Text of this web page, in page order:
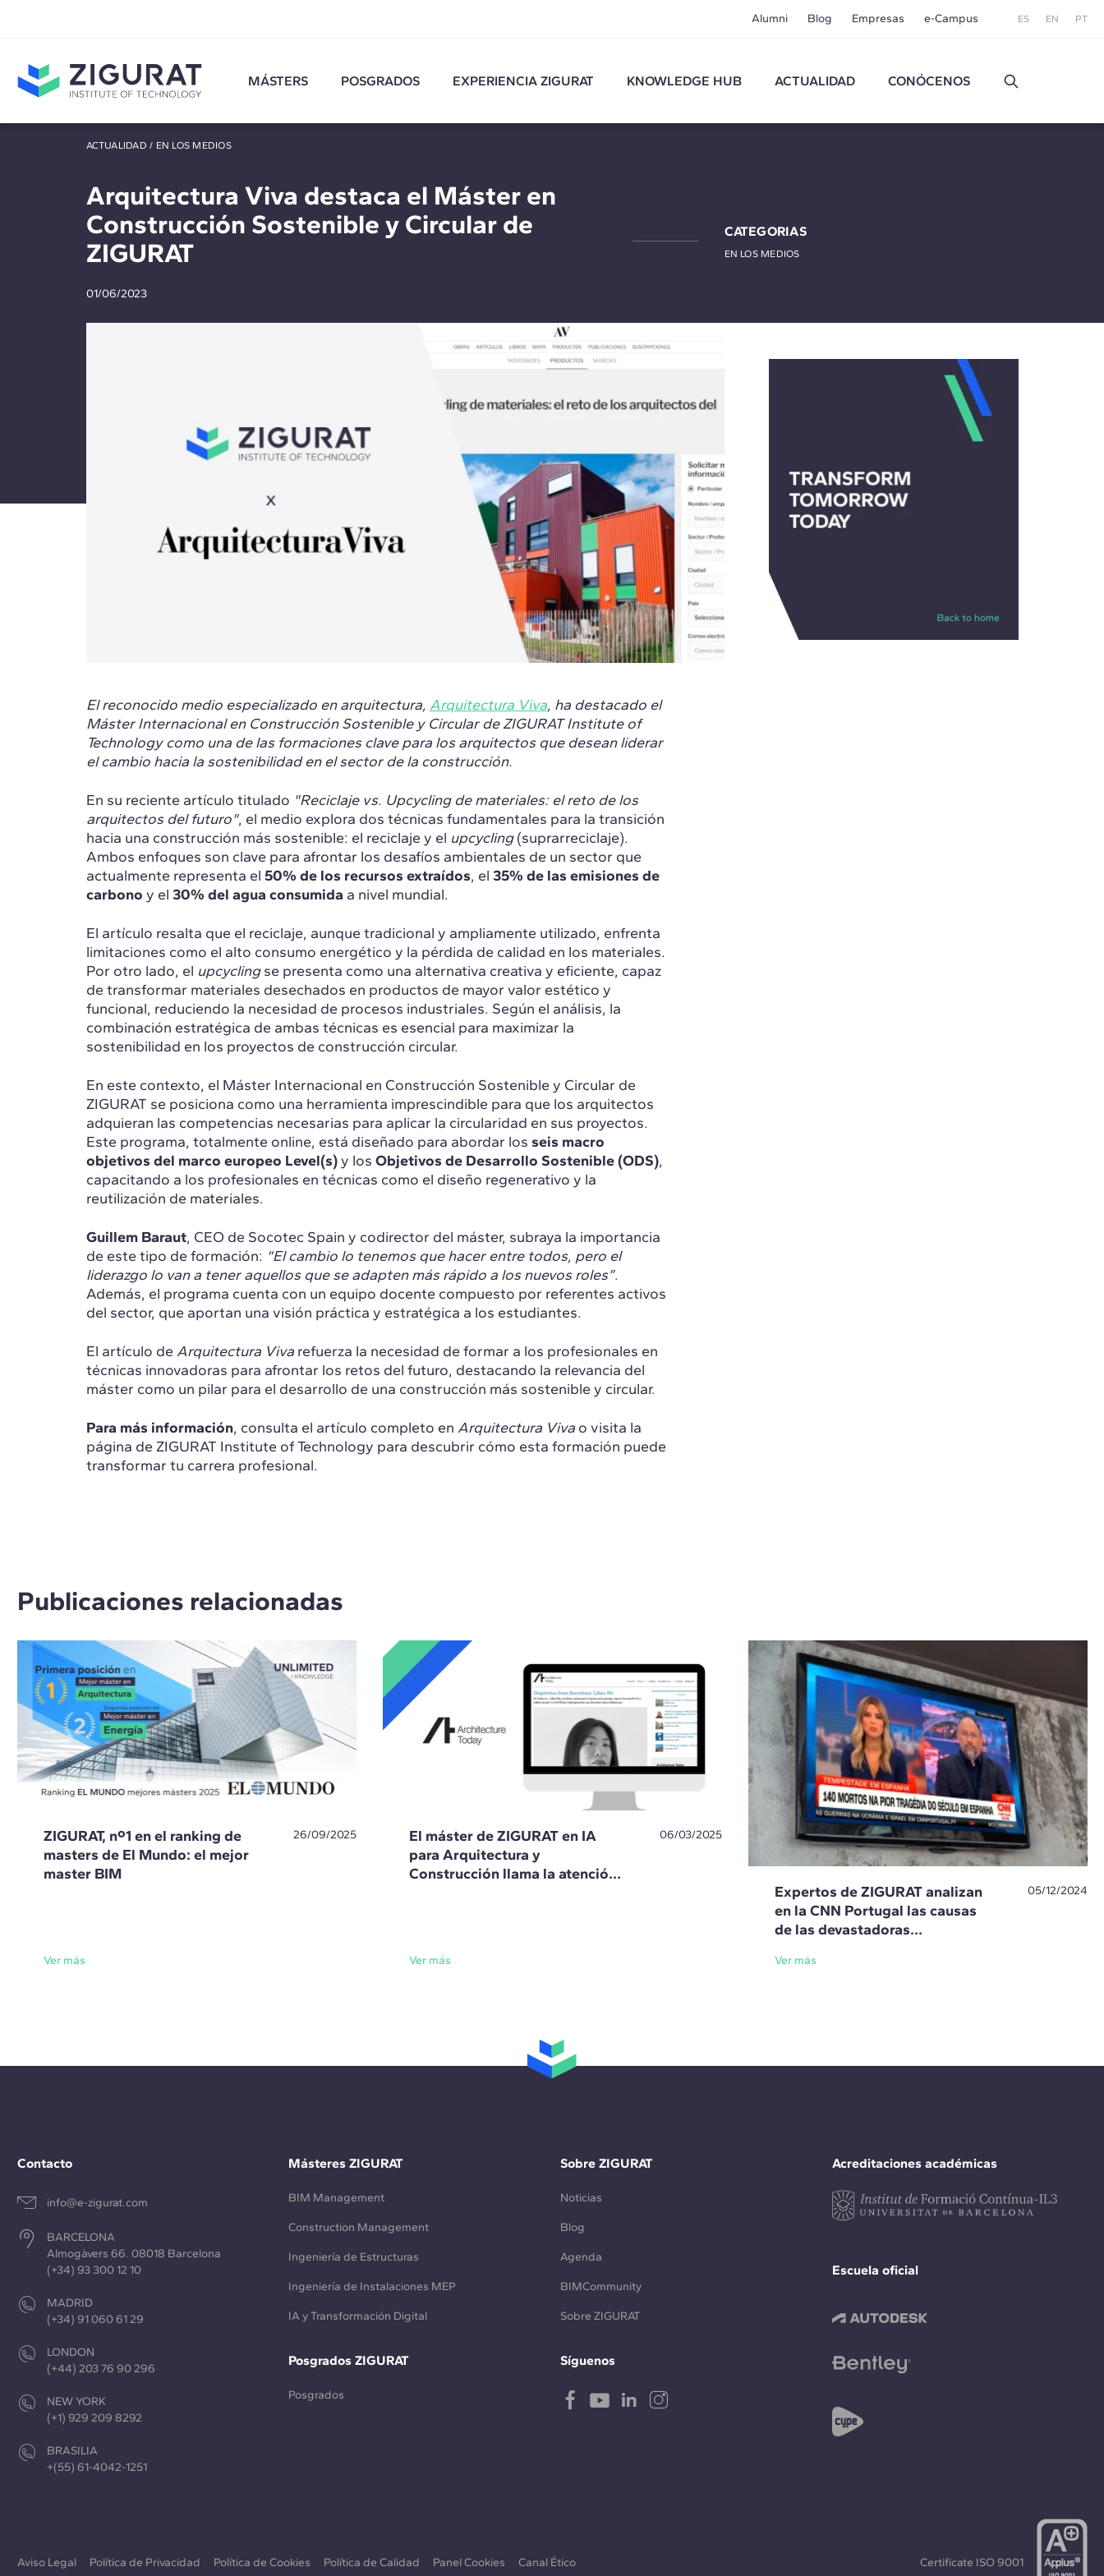
Alumni Blog Empresas e-Campus ES EN PT
MÁSTERS POSGRADOS EXPERIENCIA ZIGURAT KNOWLEDGE HUB ACTUALIDAD CONÓCENOS
ACTUALIDAD / EN LOS MEDIOS
Arquitectura Viva destaca el Máster en
Construcción Sostenible y Circular de
ZIGURAT
01/06/2023
CATEGORIAS
EN LOS MEDIOS
El reconocido medio especializado en arquitectura, Arquitectura Viva, ha destacado el
Máster Internacional en Construcción Sostenible y Circular de ZIGURAT Institute of
Technology como una de las formaciones clave para los arquitectos que desean liderar
el cambio hacia la sostenibilidad en el sector de la construcción.
En su reciente artículo titulado "Reciclaje vs. Upcycling de materiales: el reto de los
arquitectos del futuro", el medio explora dos técnicas fundamentales para la transición
hacia una construcción más sostenible: el reciclaje y el upcycling(suprarreciclaje).
Ambos enfoques son clave para afrontar los desafíos ambientales de un sector que
actualmente representa el 50% de los recursos extraídos, el 35% de las emisiones de
carbono y el 30% del agua consumida a nivel mundial.
El artículo resalta que el reciclaje, aunque tradicional y ampliamente utilizado, enfrenta
limitaciones como el alto consumo energético y la pérdida de calidad en los materiales.
Por otro lado, el upcyclingse presenta como una alternativa creativa y eficiente, capaz
de transformar materiales desechados en productos de mayor valor estético y
funcional, reduciendo la necesidad de procesos industriales. Según el análisis, la
combinación estratégica de ambas técnicas es esencial para maximizar la
sostenibilidad en los proyectos de construcción circular.
En este contexto, el Máster Internacional en Construcción Sostenible y Circular de
ZIGURAT se posiciona como una herramienta imprescindible para que los arquitectos
adquieran las competencias necesarias para aplicar la circularidad en sus proyectos.
Este programa, totalmente online, está diseñado para abordar los seis macro
objetivos del marco europeo Level(s)y los Objetivos de Desarrollo Sostenible (ODS),
capacitando a los profesionales en técnicas como el diseño regenerativo y la
reutilización de materiales.
Guillem Baraut, CEO de Socotec Spain y codirector del máster, subraya la importancia
de este tipo de formación: “El cambio lo tenemos que hacer entre todos, pero el
liderazgo lo van a tener aquellos que se adapten más rápido a los nuevos roles”.
Además, el programa cuenta con un equipo docente compuesto por referentes activos
del sector, que aportan una visión práctica y estratégica a los estudiantes.
El artículo de Arquitectura Vivarefuerza la necesidad de formar a los profesionales en
técnicas innovadoras para afrontar los retos del futuro, destacando la relevancia del
máster como un pilar para el desarrollo de una construcción más sostenible y circular.
Para más información, consulta el artículo completo en Arquitectura Vivao visita la
página de ZIGURAT Institute of Technology para descubrir cómo esta formación puede
transformar tu carrera profesional.
Publicaciones relacionadas
ZIGURAT, nº1 en el ranking de
masters de El Mundo: el mejor
master BIM
26/09/2025
Ver más
El máster de ZIGURAT en IA
para Arquitectura y
Construcción llama la atención
06/03/2025
Ver más
Expertos de ZIGURAT analizan
en la CNN Portugal las causas
de las devastadoras
Valenciana
05/12/2024
Ver más
Contacto
info@e-zigurat.com
BARCELONA
Almogàvers 66. 08018 Barcelona
(+34) 93 300 12 10
MADRID
(+34) 91 060 61 29
LONDON
(+44) 203 76 90 296
NEW YORK
(+1) 929 209 8292
BRASILIA
+(55) 61-4042-1251
Acreditaciones académicas
Escuela oficial
Másteres ZIGURAT
BIM Management
Construction Management
Ingeniería de Estructuras
Ingeniería de Instalaciones MEP
IA y Transformación Digital
Posgrados ZIGURAT
Posgrados
Sobre ZIGURAT
Noticias
Blog
Agenda
BIMCommunity
Sobre ZIGURAT
Síguenos
Aviso Legal Política de Privacidad Política de Cookies Política de Calidad Panel Cookies Canal Ético Certificate ISO 9001